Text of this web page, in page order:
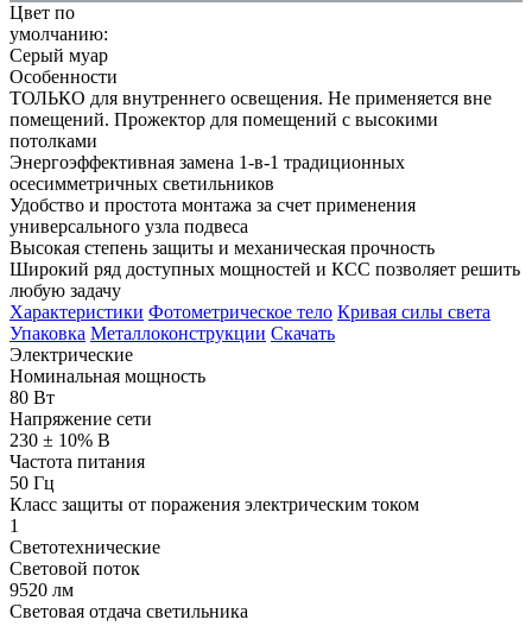
Цвет по
умолчанию:
Серый муар
Особенности
ТОЛЬКО для внутреннего освещения. Не применяется вне
помещений. Прожектор для помещений с высокими
потолками
Энергоэффективная замена 1-в-1 традиционных
осесимметричных светильников
Удобство и простота монтажа за счет применения
универсального узла подвеса
Высокая степень защиты и механическая прочность
Широкий ряд доступных мощностей и КСС позволяет решить
любую задачу
Характеристики Фотометрическое тело Кривая силы света
Упаковка Металлоконструкции Скачать
Электрические
Номинальная мощность
80 Вт
Напряжение сети
230 ± 10% В
Частота питания
50 Гц
Класс защиты от поражения электрическим током
1
Светотехнические
Световой поток
9520 лм
Световая отдача светильника